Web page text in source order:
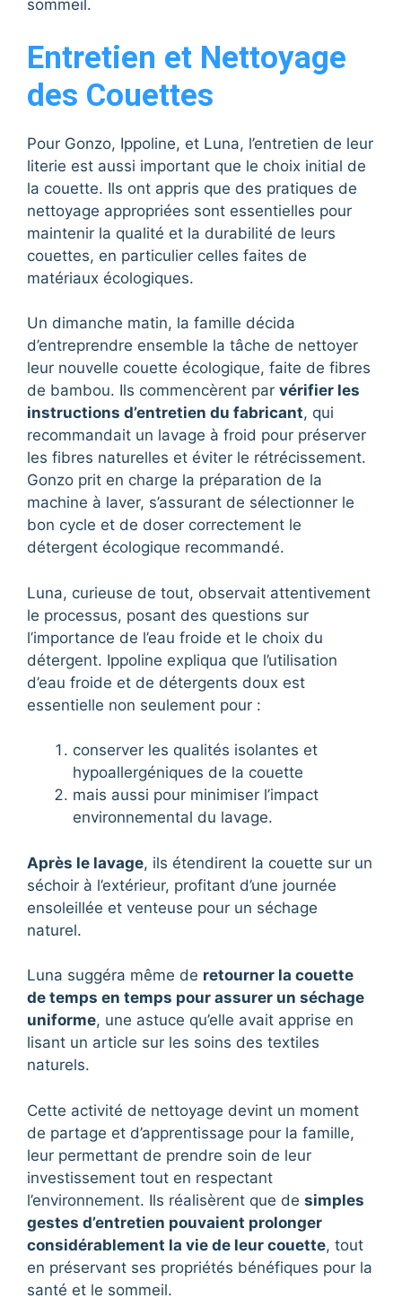
sommeil.
Entretien et Nettoyage
des Couettes
Pour Gonzo, Ippoline, et Luna, l’entretien de leur
literie est aussi important que le choix initial de
la couette. Ils ont appris que des pratiques de
nettoyage appropriées sont essentielles pour
maintenir la qualité et la durabilité de leurs
couettes, en particulier celles faites de
matériaux écologiques.
Un dimanche matin, la famille décida
d’entreprendre ensemble la tâche de nettoyer
leur nouvelle couette écologique, faite de fibres
de bambou. Ils commencèrent par vérifier les
instructions d’entretien du fabricant, qui
recommandait un lavage à froid pour préserver
les fibres naturelles et éviter le rétrécissement.
Gonzo prit en charge la préparation de la
machine à laver, s’assurant de sélectionner le
bon cycle et de doser correctement le
détergent écologique recommandé.
Luna, curieuse de tout, observait attentivement
le processus, posant des questions sur
l’importance de l’eau froide et le choix du
détergent. Ippoline expliqua que l’utilisation
d’eau froide et de détergents doux est
essentielle non seulement pour :
conserver les qualités isolantes et
hypoallergéniques de la couette
mais aussi pour minimiser l’impact
environnemental du lavage.
Après le lavage, ils étendirent la couette sur un
séchoir à l’extérieur, profitant d’une journée
ensoleillée et venteuse pour un séchage
naturel.
Luna suggéra même de retourner la couette
de temps en temps pour assurer un séchage
uniforme, une astuce qu’elle avait apprise en
lisant un article sur les soins des textiles
naturels.
Cette activité de nettoyage devint un moment
de partage et d’apprentissage pour la famille,
leur permettant de prendre soin de leur
investissement tout en respectant
l’environnement. Ils réalisèrent que de simples
gestes d’entretien pouvaient prolonger
considérablement la vie de leur couette, tout
en préservant ses propriétés bénéfiques pour la
santé et le sommeil.